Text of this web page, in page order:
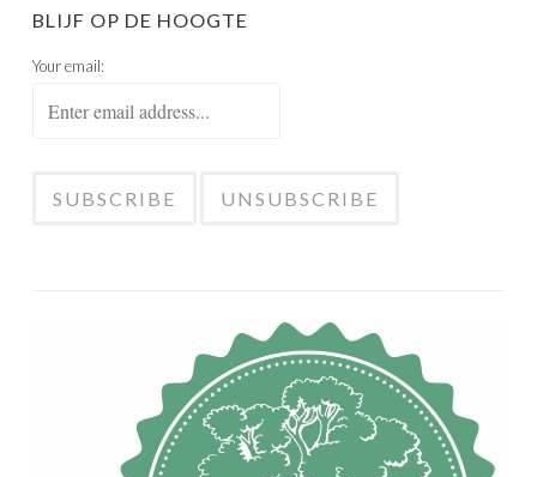
BLIJF OP DE HOOGTE
Your email: